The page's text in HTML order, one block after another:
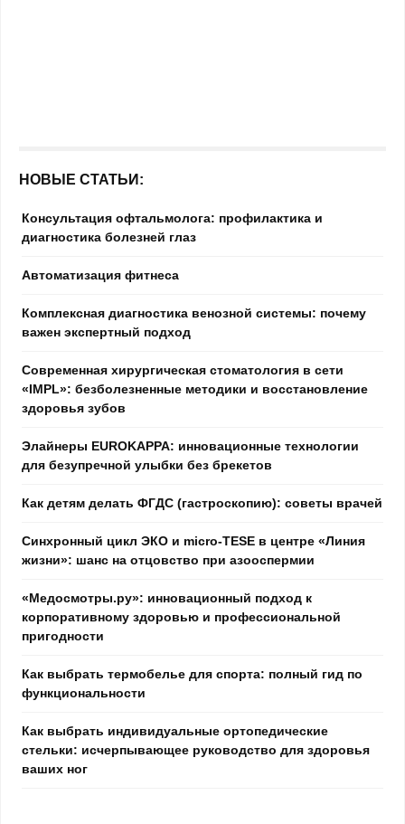
НОВЫЕ СТАТЬИ:
Консультация офтальмолога: профилактика и
диагностика болезней глаз
Автоматизация фитнеса
Комплексная диагностика венозной системы: почему
важен экспертный подход
Современная хирургическая стоматология в сети
«IMPL»: безболезненные методики и восстановление
здоровья зубов
Элайнеры EUROKAPPA: инновационные технологии
для безупречной улыбки без брекетов
Как детям делать ФГДС (гастроскопию): советы врачей
Синхронный цикл ЭКО и micro-TESE в центре «Линия
жизни»: шанс на отцовство при азооспермии
«Медосмотры.ру»: инновационный подход к
корпоративному здоровью и профессиональной
пригодности
Как выбрать термобелье для спорта: полный гид по
функциональности
Как выбрать индивидуальные ортопедические
стельки: исчерпывающее руководство для здоровья
ваших ног